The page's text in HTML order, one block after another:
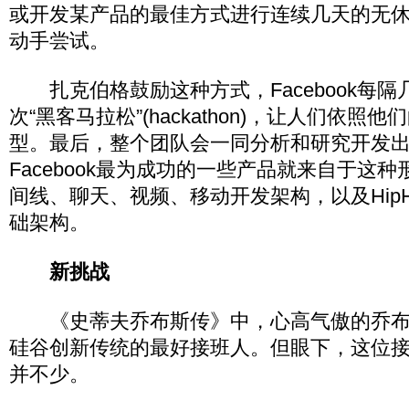
或开发某产品的最佳方式进行连续几天的无
动手尝试。
扎克伯格鼓励这种方式，Facebook每隔
次“黑客马拉松”(hackathon)，让人们依照他
型。最后，整个团队会一同分析和研究开发
Facebook最为成功的一些产品就来自于这种
间线、聊天、视频、移动开发架构，以及
础架构。
新挑战
《史蒂夫乔布斯传》中，心高气傲的乔
硅谷创新传统的最好接班人。但眼下，这位
并不少。